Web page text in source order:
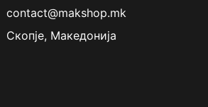
contact@makshop.mk
Скопје, Македонија